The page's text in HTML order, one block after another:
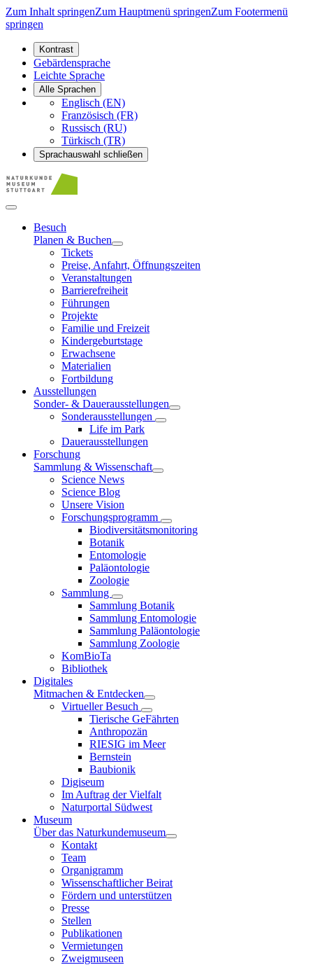
Zum Inhalt springenZum Hauptmenü springenZum Footermenü
springen
Kontrast
Gebärdensprache
Leichte Sprache
Alle Sprachen
Englisch (EN)
Französisch (FR)
Russisch (RU)
Türkisch (TR)
Sprachauswahl schließen
Besuch
Planen & Buchen
Tickets
Preise, Anfahrt, Öffnungszeiten
Veranstaltungen
Barrierefreiheit
Führungen
Projekte
Familie und Freizeit
Kindergeburtstage
Erwachsene
Materialien
Fortbildung
Ausstellungen
Sonder- & Dauerausstellungen
Sonderausstellungen
Life im Park
Dauerausstellungen
Forschung
Sammlung & Wissenschaft
Science News
Science Blog
Unsere Vision
Forschungsprogramm
Biodiversitätsmonitoring
Botanik
Entomologie
Paläontologie
Zoologie
Sammlung
Sammlung Botanik
Sammlung Entomologie
Sammlung Paläontologie
Sammlung Zoologie
KomBioTa
Bibliothek
Digitales
Mitmachen & Entdecken
Virtueller Besuch
Tierische GeFährten
Anthropozän
RIESIG im Meer
Bernstein
Baubionik
Digiseum
Im Auftrag der Vielfalt
Naturportal Südwest
Museum
Über das Naturkundemuseum
Kontakt
Team
Organigramm
Wissenschaftlicher Beirat
Fördern und unterstützen
Presse
Stellen
Publikationen
Vermietungen
Zweigmuseen